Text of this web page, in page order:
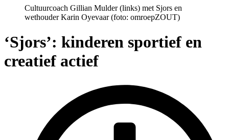
Cultuurcoach Gillian Mulder (links) met Sjors en
wethouder Karin Oyevaar (foto: omroepZOUT)
‘Sjors’: kinderen sportief en
creatief actief